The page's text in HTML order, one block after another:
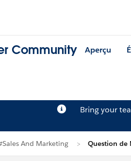
Community Aperçu
Bring your
And Marketing Question de